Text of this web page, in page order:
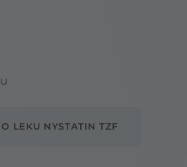
LEKU NYSTATIN TZF